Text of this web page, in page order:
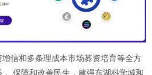
信和多条理成本市场募资培育等全方
保障和改善民生，建强东湖科学城和